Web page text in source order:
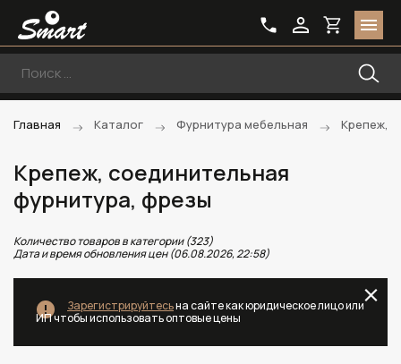
Главная Каталог Фурнитура мебельная Крепеж,
Крепеж, соединительная
фурнитура, фрезы
Количество товаров в категории (323)
Дата и время обновления цен (06.08.2026, 22:58)
Зарегистрируйтесьна сайте как юридическое лицо или
ИП чтобы использовать оптовые цены